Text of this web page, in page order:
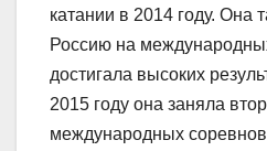
катании в 2014 году. Она
Россию на
достигала высоких
2015 году она заняла
международных